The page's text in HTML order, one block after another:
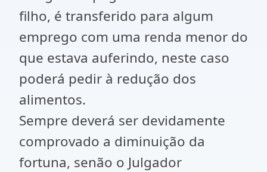
filho, é transferido para algum
emprego com uma renda menor do
que estava auferindo, neste caso
poderá pedir à redução dos
alimentos.
Sempre deverá ser devidamente
comprovado a diminuição da
fortuna, senão o Julgador